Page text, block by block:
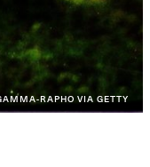
RAPHO VIA GETTY